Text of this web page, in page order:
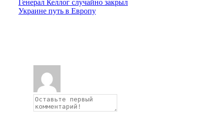
Генерал Келлог случайно закрыл
Украине путь в Европу